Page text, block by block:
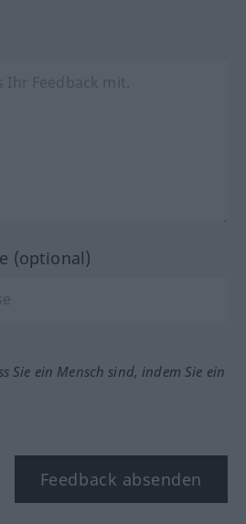
(optional)
Sie ein Mensch sind, indem Sie ein
Feedback absenden